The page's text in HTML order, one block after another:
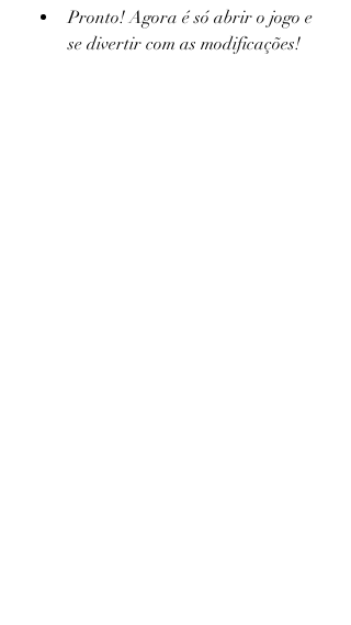
Pronto! Agora é só abrir o jogo e
se divertir com as modificações!